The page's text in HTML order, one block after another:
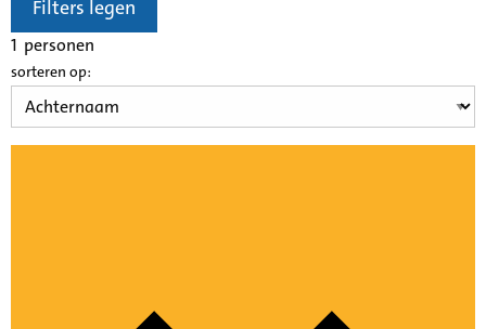
Filters legen
1 personen
sorteren op: